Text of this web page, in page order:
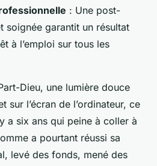
: Une post-
soignée garantit un résultat
à l’emploi sur tous les
Dieu, une lumière douce
sur l’écran de l’ordinateur, ce
a six ans qui peine à coller à
a pourtant réussi sa
levé des fonds, mené des